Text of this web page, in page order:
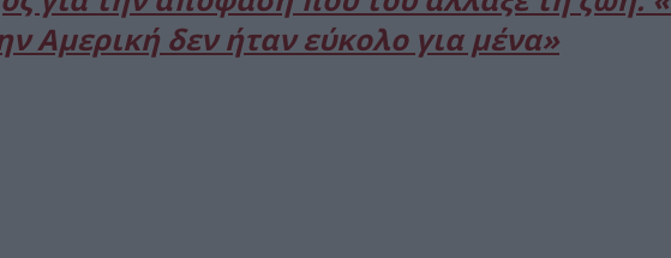
Αμερική δεν ήταν εύκολο για μένα»